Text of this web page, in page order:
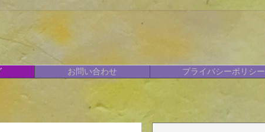
お問い合わせ プライバシーポリシー